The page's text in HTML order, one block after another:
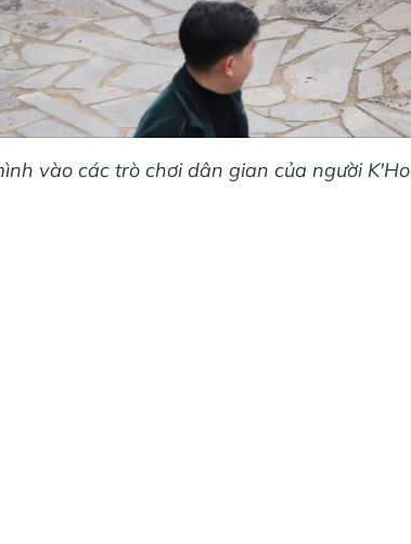
vào các trò chơi dân gian của người K'Ho